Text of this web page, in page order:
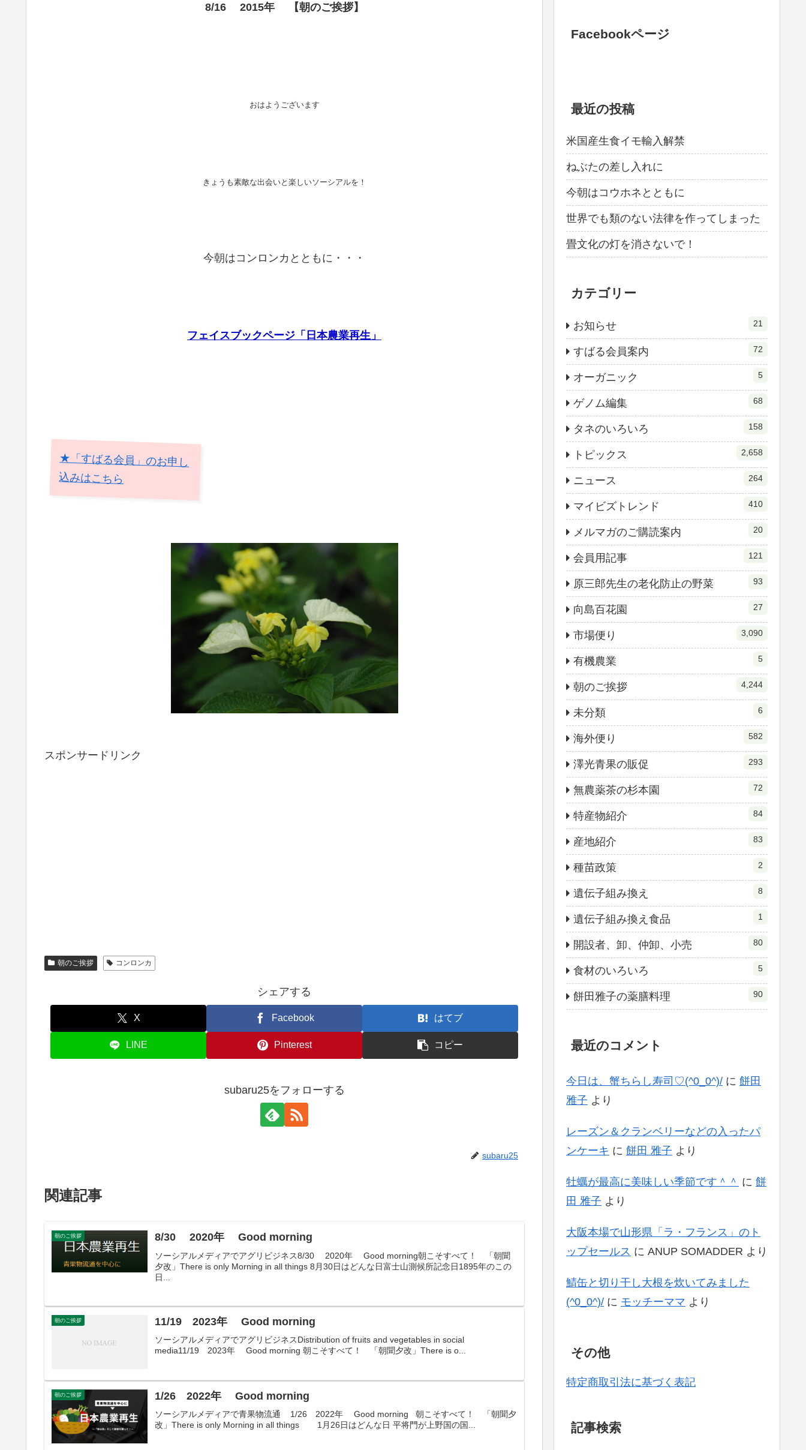
8/16 2015年 【朝のご挨拶】
おはようございます
きょうも素敵な出会いと楽しいソーシアルを！
今朝はコンロンカ とともに・・・
フェイスブックページ「日本農業再生」
★「すばる会員」のお申し
込みはこちら
スポンサードリンク
朝のご挨拶 コンロンカ
シェアする
X Facebook はてブ
LINE Pinterest コピー
subaru25をフォローする
subaru25
関連記事
朝のご挨拶 8/30 2020年 Good morning
ソーシアルメディアでアグリビジネス8/30 2020年 Good morning朝こそすべて！ 「朝聞
夕改」There is only Morning in all things 8月30日はどんな日富士山測候所記念日1895年のこの
日...
朝のご挨拶 11/19 2023年 Good morning
ソーシアルメディアでアグリビジネスDistribution of fruits and vegetables in social
media11/19 2023年 Good morning 朝こそすべて！ 「朝聞夕改」There is o...
朝のご挨拶 1/26 2022年 Good morning
ソーシアルメディアで青果物流通 1/26 2022年 Good morning 朝こそすべて！ 「朝聞夕
改」There is only Morning in all things 1月26日はどんな日 平将門が上野国の国...
Facebookページ
最近の投稿
米国産生食イモ輸入解禁
ねぶたの差し入れに
今朝はコウホネとともに
世界でも類のない法律を作ってしまった
畳文化の灯を消さないで！
カテゴリー
お知らせ 21
すばる会員案内 72
オーガニック 5
ゲノム編集 68
タネのいろいろ 158
トピックス 2,658
ニュース 264
マイビズトレンド 410
メルマガのご購読案内 20
会員用記事 121
原三郎先生の老化防止の野菜 93
向島百花園 27
市場便り 3,090
有機農業 5
朝のご挨拶 4,244
未分類 6
海外便り 582
澤光青果の販促 293
無農薬茶の杉本園 72
特産物紹介 84
産地紹介 83
種苗政策 2
遺伝子組み換え 8
遺伝子組み換え食品 1
開設者、卸、仲卸、小売 80
食材のいろいろ 5
餅田雅子の薬膳料理 90
最近のコメント
今日は、蟹ちらし寿司♡(^0_0^)/ に 餅田
雅子 より
レーズン＆クランベリーなどの入ったパ
ンケーキ に 餅田 雅子 より
牡蠣が最高に美味しい季節です＾＾ に 餅
田 雅子 より
大阪本場で山形県「ラ・フランス」のト
ップセールス に ANUP SOMADDER より
鯖缶と切り干し大根を炊いてみました
(^0_0^)/ に モッチーママ より
その他
特定商取引法に基づく表記
記事検索